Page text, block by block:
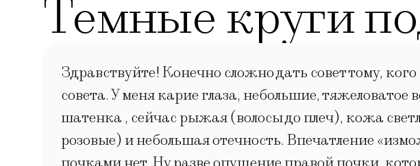
Темные круги
Здравствуйте! Конечно сложно дать совет тому,
совета. У меня карие глаза, небольшие,
шатенка , сейчас рыжая (волосы до плеч), кожа
розовые) и небольшая отечность. Впечатление